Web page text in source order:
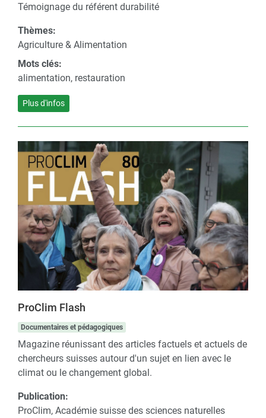
Témoignage du référent durabilité
Thèmes:
Agriculture & Alimentation
Mots clés:
alimentation, restauration
Plus d'infos
ProClim Flash
Documentaires et pédagogiques
Magazine réunissant des articles factuels et actuels de
chercheurs suisses autour d'un sujet en lien avec le
climat ou le changement global.
Publication:
ProClim, Académie suisse des sciences naturelles